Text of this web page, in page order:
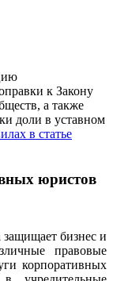
к Закону
а также
доли в уставном
в статье
юристов
бизнес и
правовые
корпоративных